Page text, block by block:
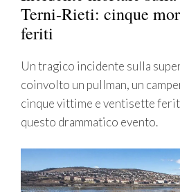
Terni-Rieti: cinque
feriti
Un tragico incidente sulla
coinvolto un pullman, un
cinque vittime e ventisette
questo drammatico evento.